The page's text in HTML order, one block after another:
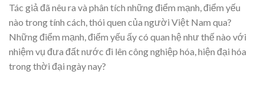
Tác giả đã nêu ra và phân tích những điểm mạnh, điểm yếu
nào trong tính cách, thói quen của người Việt Nam qua?
Những điểm mạnh, điểm yếu ấy có quan hệ như thế nào với
nhiệm vụ đưa đất nước đi lên công nghiệp hóa, hiện đại hóa
trong thời đại ngày nay?